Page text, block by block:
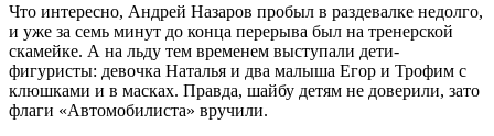
Что интересно, Андрей Назаров пробыл в раздевалке недолго,
и уже за семь минут до конца перерыва был на тренерской
скамейке. А на льду тем временем выступали дети-
фигуристы: девочка Наталья и два малыша Егор и Трофим с
клюшками и в масках. Правда, шайбу детям не доверили, зато
флаги «Автомобилиста» вручили.